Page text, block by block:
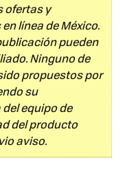
ofertas y
línea de México.
pueden
Ninguno de
propuestos por
su
equipo de
del producto
aviso.